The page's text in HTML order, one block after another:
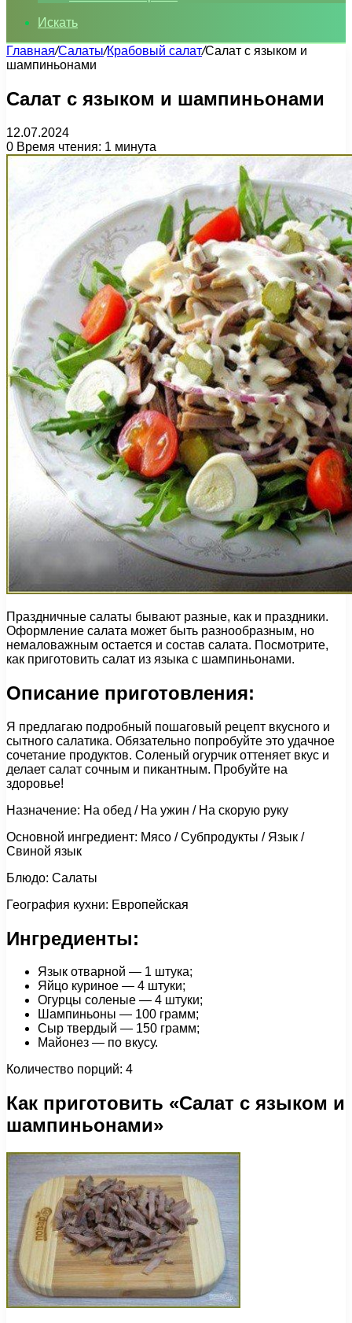
Искать
Главная/Салаты/Крабовый салат/Салат с языком и
шампиньонами
Салат с языком и шампиньонами
12.07.2024
0 Время чтения: 1 минута
Праздничные салаты бывают разные, как и праздники.
Оформление салата может быть разнообразным, но
немаловажным остается и состав салата. Посмотрите,
как приготовить салат из языка с шампиньонами.
Описание приготовления:
Я предлагаю подробный пошаговый рецепт вкусного и
сытного салатика. Обязательно попробуйте это удачное
сочетание продуктов. Соленый огурчик оттеняет вкус и
делает салат сочным и пикантным. Пробуйте на
здоровье!
Назначение: На обед / На ужин / На скорую руку
Основной ингредиент: Мясо / Субпродукты / Язык /
Свиной язык
Блюдо: Салаты
География кухни: Европейская
Ингредиенты:
Язык отварной — 1 штука;
Яйцо куриное — 4 штуки;
Огурцы соленые — 4 штуки;
Шампиньоны — 100 грамм;
Сыр твердый — 150 грамм;
Майонез — по вкусу.
Количество порций: 4
Как приготовить «Салат с языком и
шампиньонами»